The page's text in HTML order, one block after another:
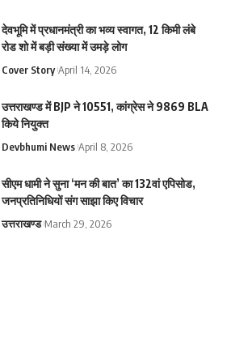
देवभूमि में प्रधानमंत्री का भव्य स्वागत, 12 किमी लंबे
रोड शो में बड़ी संख्या में उमड़े लोग
Cover Story April 14, 2026
उत्तराखण्ड में BJP ने 10551, कांग्रेस ने 9869 BLA
किये नियुक्त
Devbhumi News April 8, 2026
सीएम धामी ने सुना ‘मन की बात’ का 132वां एपिसोड,
जनप्रतिनिधियों संग साझा किए विचार
उत्तराखण्ड March 29, 2026